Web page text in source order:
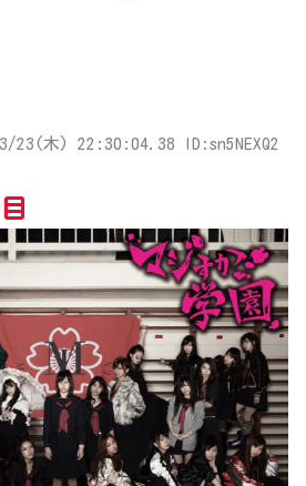
23(木) 22:30:04.38 ID:sn5NEXQ2